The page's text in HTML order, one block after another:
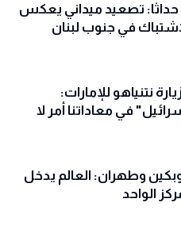
تصعيد ميداني يعكس
في جنوب لبنان
نتنياهو للإمارات:
في معاداتنا أمر لا
وطهران: العالم يدخل
الواحد